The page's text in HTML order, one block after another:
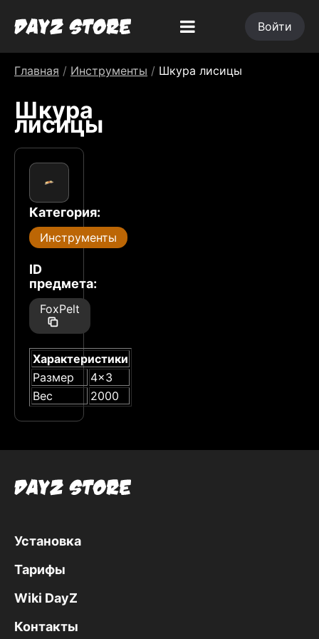
Войти
Главная / Инструменты / Шкура лисицы
Шкура
лисицы
Категория:
Инструменты
ID
предмета:
FoxPelt
Характеристики
Размер
4x3
Вес
2000
Установка
Тарифы
Wiki DayZ
Контакты